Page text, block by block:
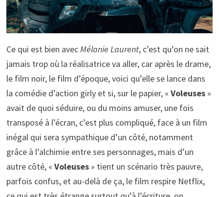
Ce qui est bien avec Mélanie Laurent, c’est qu’on ne sait
jamais trop où la réalisatrice va aller, car après le drame,
le film noir, le film d’époque, voici qu’elle se lance dans
la comédie d’action girly et si, sur le papier, « Voleuses»
avait de quoi séduire, ou du moins amuser, une fois
transposé à l’écran, c’est plus compliqué, face à un film
inégal qui sera sympathique d’un côté, notamment
grâce à l’alchimie entre ses personnages, mais d’un
autre côté, « Voleuses» tient un scénario très pauvre,
parfois confus, et au-delà de ça, le film respire Netflix,